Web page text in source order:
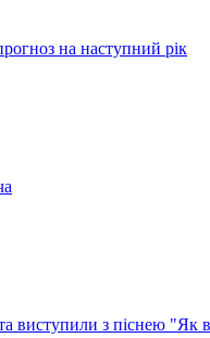
на наступний рік
виступили з піснею "Як